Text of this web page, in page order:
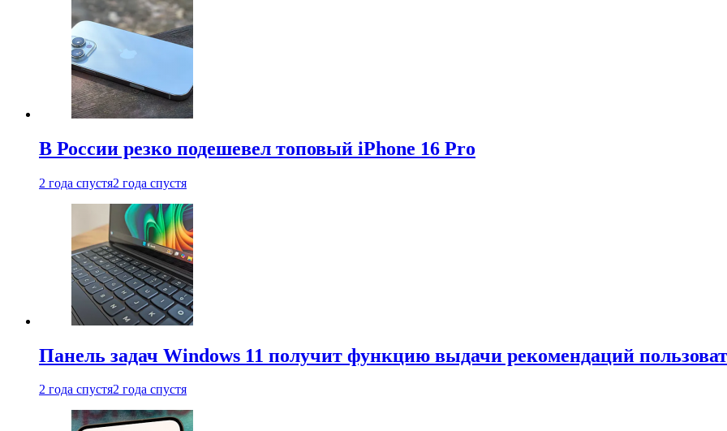
В России резко подешевел топовый iPhone 16 Pro
2 года спустя2 года спустя
Панель задач Windows 11 получит функцию выдачи рекомендаций
2 года спустя2 года спустя